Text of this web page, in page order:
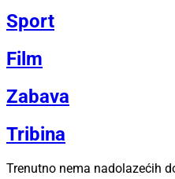
Sport
Film
Zabava
Tribina
Trenutno nema nadolazećih